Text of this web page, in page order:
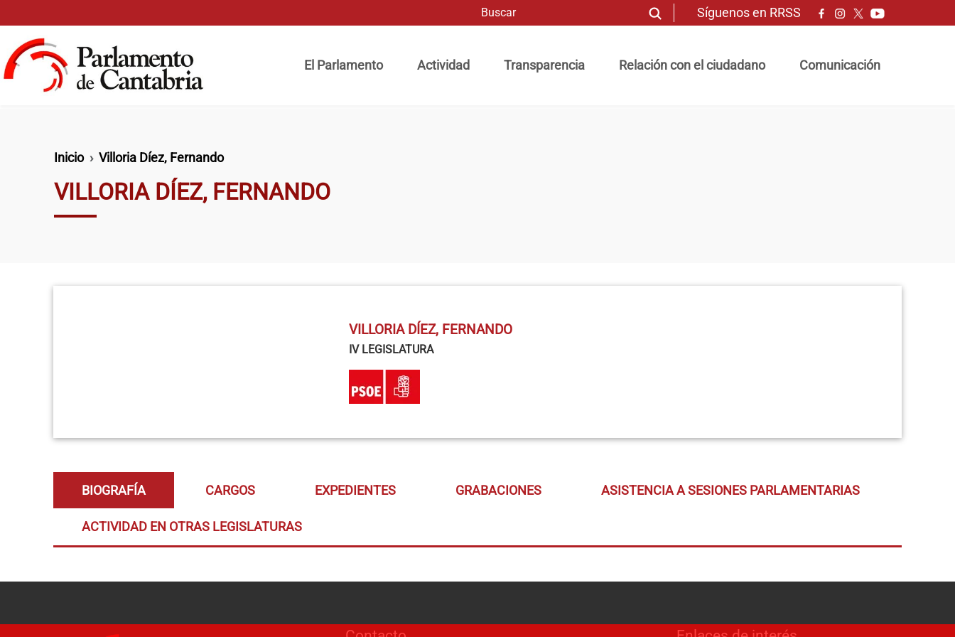
Síguenos en RRSS
El Parlamento
Actividad Transparencia Relación con el ciudadano Comunicación
Ruta de navegación
Inicio Villoria Díez, Fernando
VILLORIA DÍEZ, FERNANDO
VILLORIA DÍEZ, FERNANDO
IV LEGISLATURA
BIOGRAFÍA CARGOS EXPEDIENTES GRABACIONES ASISTENCIA A SESIONES PARLAMENTARIAS
ACTIVIDAD EN OTRAS LEGISLATURAS